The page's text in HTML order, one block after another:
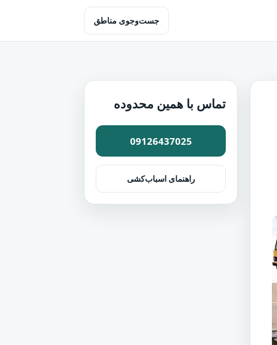
جست‌وجوی مناطق
تماس با همین محدوده
09126437025
راهنمای اسباب‌کشی